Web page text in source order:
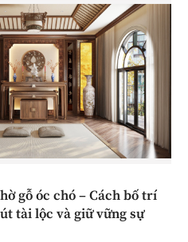
gỗ óc chó – Cách bố trí
tài lộc và giữ vững sự